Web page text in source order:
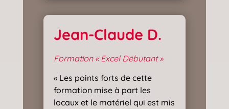
Jean-Claude D.
Formation « Excel Débutant »
« Les points forts de cette
formation mise à part les
locaux et le matériel qui est mis